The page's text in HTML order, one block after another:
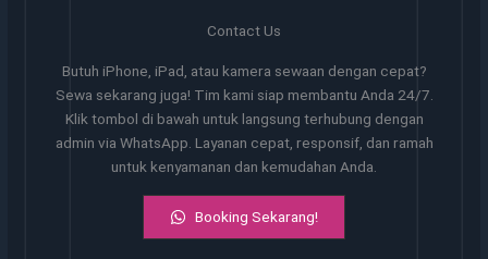
Contact Us
Butuh iPhone, iPad, atau kamera sewaan dengan cepat?
Sewa sekarang juga! Tim kami siap membantu Anda 24/7.
Klik tombol di bawah untuk langsung terhubung dengan
admin via WhatsApp. Layanan cepat, responsif, dan ramah
untuk kenyamanan dan kemudahan Anda.
Booking Sekarang!